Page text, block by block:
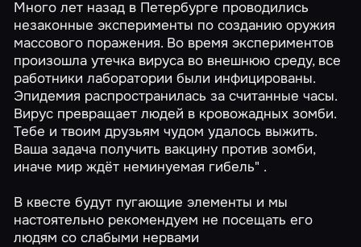
Много лет назад в Петербурге проводились
незаконные эксперименты по созданию оружия
массового поражения. Во время экспериментов
произошла утечка вируса во внешнюю среду, все
работники лаборатории были инфицированы.
Эпидемия распространилась за считанные часы.
Вирус превращает людей в кровожадных зомби.
Тебе и твоим друзьям чудом удалось выжить.
Ваша задача получить вакцину против зомби,
иначе мир ждёт неминуемая гибель" .
В квесте будут пугающие элементы и мы
настоятельно рекомендуем не посещать его
людям со слабыми нервами